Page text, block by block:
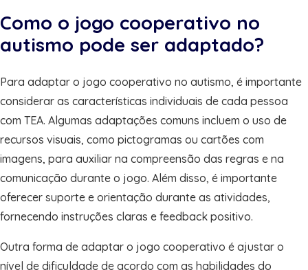
Como o jogo cooperativo no
autismo pode ser adaptado?
Para adaptar o jogo cooperativo no autismo, é importante
considerar as características individuais de cada pessoa
com TEA. Algumas adaptações comuns incluem o uso de
recursos visuais, como pictogramas ou cartões com
imagens, para auxiliar na compreensão das regras e na
comunicação durante o jogo. Além disso, é importante
oferecer suporte e orientação durante as atividades,
fornecendo instruções claras e feedback positivo.
Outra forma de adaptar o jogo cooperativo é ajustar o
nível de dificuldade de acordo com as habilidades do